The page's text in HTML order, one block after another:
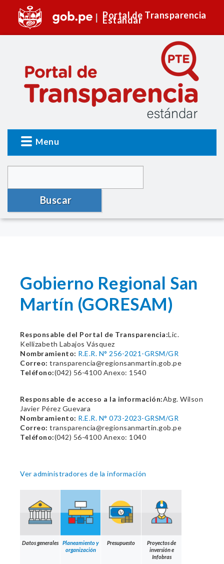
Portal de Transparencia
Estándar
Menu
Buscar
Gobierno Regional San
Martín (GORESAM)
Responsable del Portal de Transparencia:Lic.
Kellizabeth Labajos Vásquez
Nombramiento: R.E.R. N° 256-2021-GRSM/GR
Correo: transparencia@regionsanmartin.gob.pe
Teléfono:(042) 56-4100 Anexo: 1540
Responsable de acceso a la información:Abg. Wilson
Javier Pérez Guevara
Nombramiento: R.E.R. N° 073-2023-GRSM/GR
Correo: transparencia@regionsanmartin.gob.pe
Teléfono:(042) 56-4100 Anexo: 1040
Ver administradores de la información
Datos generales
Planeamiento y
organización
Presupuesto
Proyectos de
inversión e
Infobras